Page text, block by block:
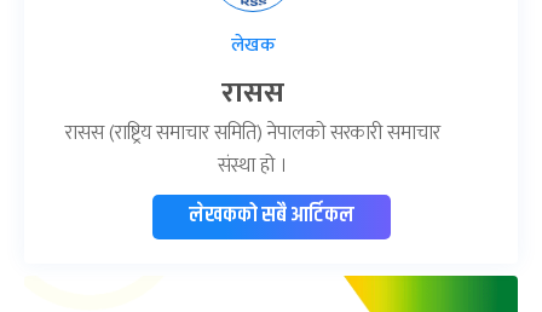
लेखक
रासस
रासस (राष्ट्रिय समाचार समिति) नेपालको सरकारी समाचार
संस्था हो ।
लेखकको सबै आर्टिकल